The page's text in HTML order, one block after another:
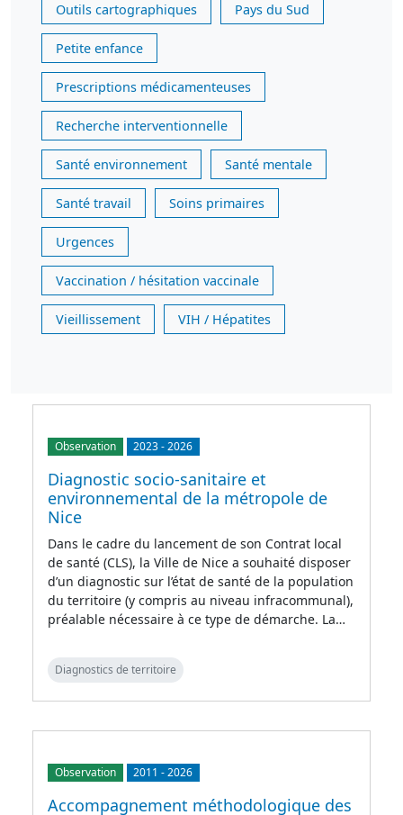
Outils cartographiques Pays du Sud
Petite enfance
Prescriptions médicamenteuses
Recherche interventionnelle
Santé environnement Santé mentale
Santé travail Soins primaires
Urgences
Vaccination / hésitation vaccinale
Vieillissement VIH / Hépatites
Observation 2023-2026
Diagnostic socio-sanitaire et
environnemental de la métropole de
Nice
Dans le cadre du lancement de son Contrat local
de santé (CLS), la Ville de Nice a souhaité disposer
d’un diagnostic sur l’état de santé de la population
du territoire (y compris au niveau infracommunal),
préalable nécessaire à ce type de démarche. La…
Diagnostics de territoire
Observation 2011 -2026
Accompagnement méthodologique des